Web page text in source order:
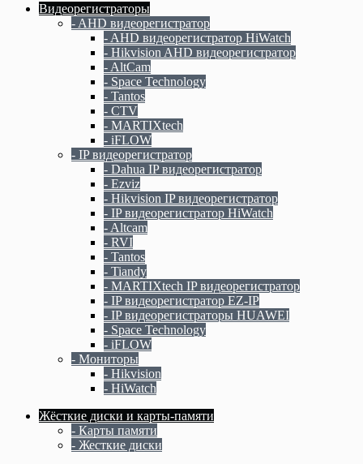
Видеорегистраторы
- AHD видеорегистратор
- AHD видеорегистратор HiWatch
- Hikvision AHD видеорегистратор
- AltCam
- Space Technology
- Tantos
- CTV
- MARTIXtech
- iFLOW
- IP видеорегистратор
- Dahua IP видеорегистратор
- Ezviz
- Hikvision IP видеорегистратор
- IP видеорегистратор HiWatch
- Altcam
- RVI
- Tantos
- Tiandy
- MARTIXtech IP видеорегистратор
- IP видеорегистратор EZ-IP
- IP видеорегистраторы HUAWEI
- Space Technology
- iFLOW
- Мониторы
- Hikvision
- HiWatch
Жёсткие диски и карты-памяти
- Карты памяти
- Жесткие диски